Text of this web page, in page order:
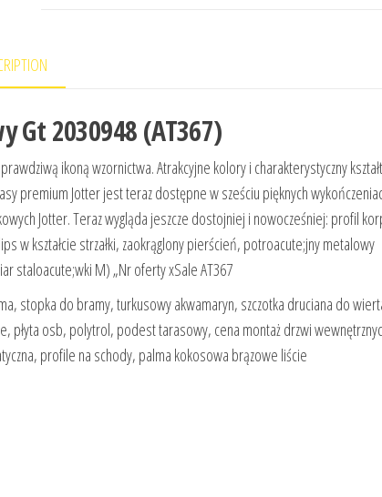
Gt 2030948 (AT367)
prawdziwą ikoną wzornictwa. Atrakcyjne kolory i charakterystyczny
premium Jotter jest teraz dostępne w sześciu pięknych
Jotter. Teraz wygląda jeszcze dostojniej i nowocześniej: profil
w kształcie strzałki, zaokrąglony pierścień, potroacute;jny metalowy
staloacute;wki M) „Nr oferty xSale AT367
stopka do bramy, turkusowy akwamaryn, szczotka druciana do
osb, polytrol, podest tarasowy, cena montaż drzwi
profile na schody, palma kokosowa brązowe liście